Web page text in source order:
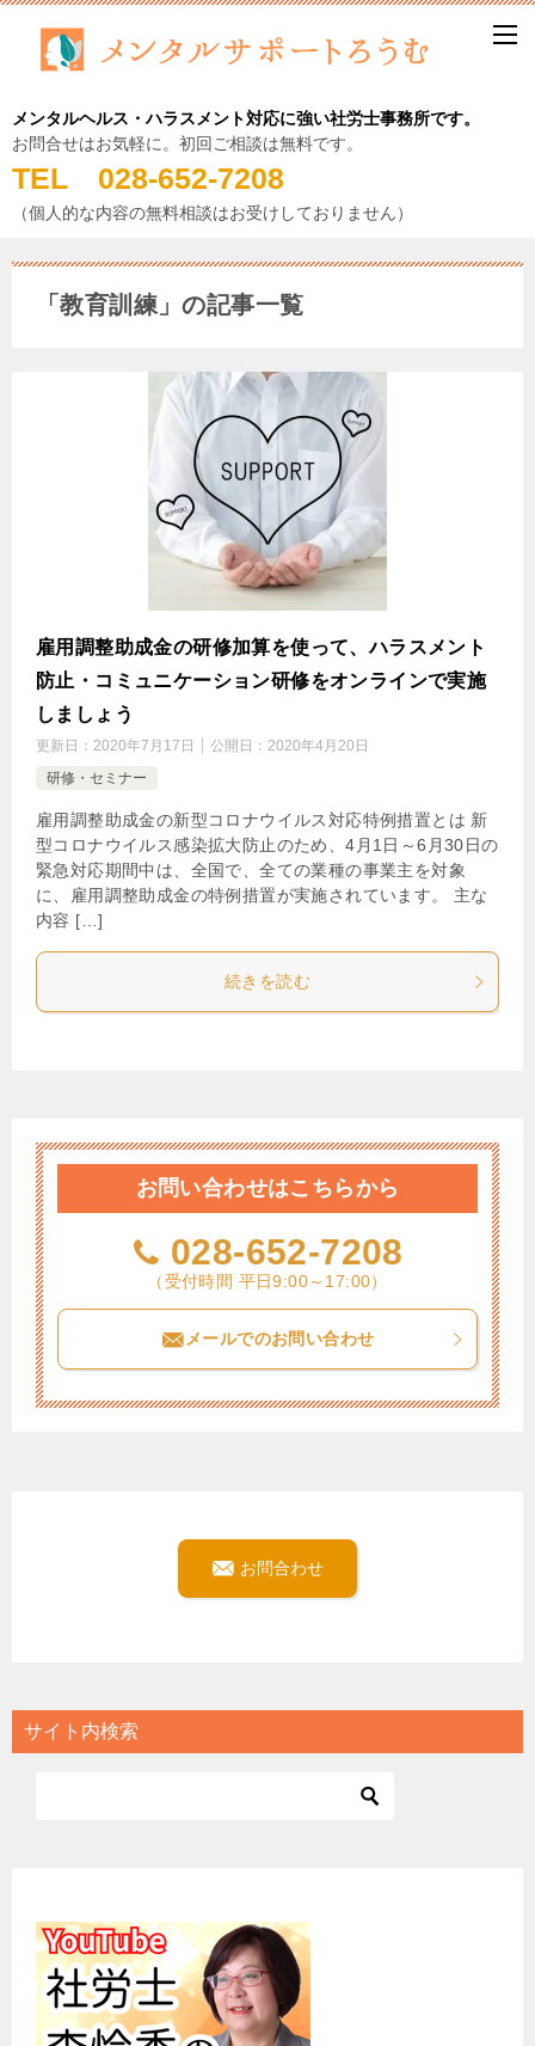
メンタルヘルス・ハラスメント対応に強い社労士事務所です。
お問合せはお気軽に。初回ご相談は無料です。
TEL 028-652-7208
（個人的な内容の無料相談はお受けしておりません）
「教育訓練」の記事一覧
雇用調整助成金の研修加算を使って、ハラスメント
防止・コミュニケーション研修をオンラインで実施
しましょう
更新日： 2020年7月17日 公開日： 2020年4月20日
研修・セミナー
雇用調整助成金の新型コロナウイルス対応特例措置とは 新
型コロナウイルス感染拡大防止のため、4月1日～6月30日の
緊急対応期間中は、全国で、全ての業種の事業主を対象
に、雇用調整助成金の特例措置が実施されています。 主な
内容 […]
続きを読む
お問い合わせはこちらから
028-652-7208
（受付時間 平日9:00～17:00）
メールでのお問い合わせ
お問合わせ
サイト内検索